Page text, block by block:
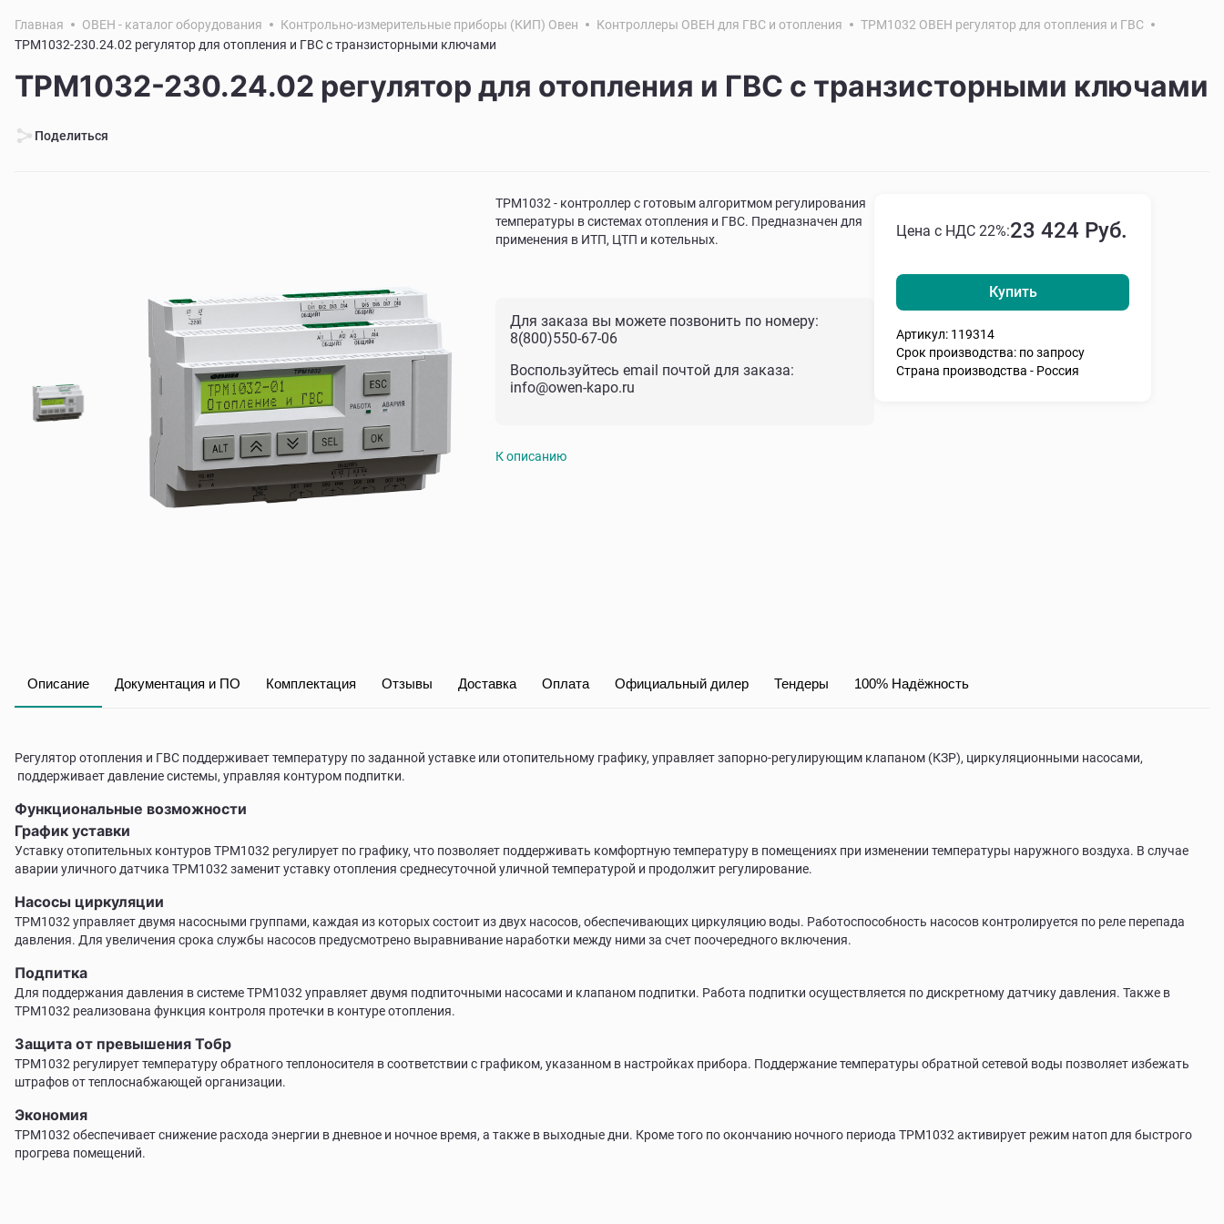
Главная ОВЕН - каталог оборудования Контрольно-измерительные приборы (КИП) Овен Контроллеры ОВЕН для ГВС и отопления
ТРМ1032 ОВЕН регулятор для отопления и ГВС
ТРМ1032-230.24.02 регулятор для отопления и ГВС с транзисторными ключами
ТРМ1032-230.24.02 регулятор для отопления и ГВС с транзисторными ключами
Поделиться
ТРМ1032 - контроллер с готовым алгоритмом регулирования
температуры в системах отопления и ГВС. Предназначен для
применения в ИТП, ЦТП и котельных.
Для заказа вы можете позвонить по номеру:
8(800)550-67-06
Воспользуйтесь email почтой для заказа:
info@owen-kapo.ru
К описанию
Цена с НДС 22%:23 424 Руб.
Купить
Артикул: 119314
Срок производства: по запросу
Страна производства - Россия
Описание Документация и ПО Комплектация Отзывы Доставка Оплата Официальный дилер Тендеры 100% Надёжность
Регулятор отопления и ГВС поддерживает температуру по заданной уставке или отопительному графику, управляет запорно-регулирующим клапаном (КЗР), циркуляционными насосами,
поддерживает давление системы, управляя контуром подпитки.
Функциональные возможности
График уставки
Уставку отопительных контуров ТРМ1032 регулирует по графику, что позволяет поддерживать комфортную температуру в помещениях при изменении температуры наружного воздуха. В случае
аварии уличного датчика ТРМ1032 заменит уставку отопления среднесуточной уличной температурой и продолжит регулирование.
Насосы циркуляции
ТРМ1032 управляет двумя насосными группами, каждая из которых состоит из двух насосов, обеспечивающих циркуляцию воды. Работоспособность насосов контролируется по реле перепада
давления. Для увеличения срока службы насосов предусмотрено выравнивание наработки между ними за счет поочередного включения.
Подпитка
Для поддержания давления в системе ТРМ1032 управляет двумя подпиточными насосами и клапаном подпитки. Работа подпитки осуществляется по дискретному датчику давления. Также в
ТРМ1032 реализована функция контроля протечки в контуре отопления.
Защита от превышения Тобр
ТРМ1032 регулирует температуру обратного теплоносителя в соответствии с графиком, указанном в настройках прибора. Поддержание температуры обратной сетевой воды позволяет избежать
штрафов от теплоснабжающей организации.
Экономия
ТРМ1032 обеспечивает снижение расхода энергии в дневное и ночное время, а также в выходные дни. Кроме того по окончанию ночного периода ТРМ1032 активирует режим натоп для быстрого
прогрева помещений.